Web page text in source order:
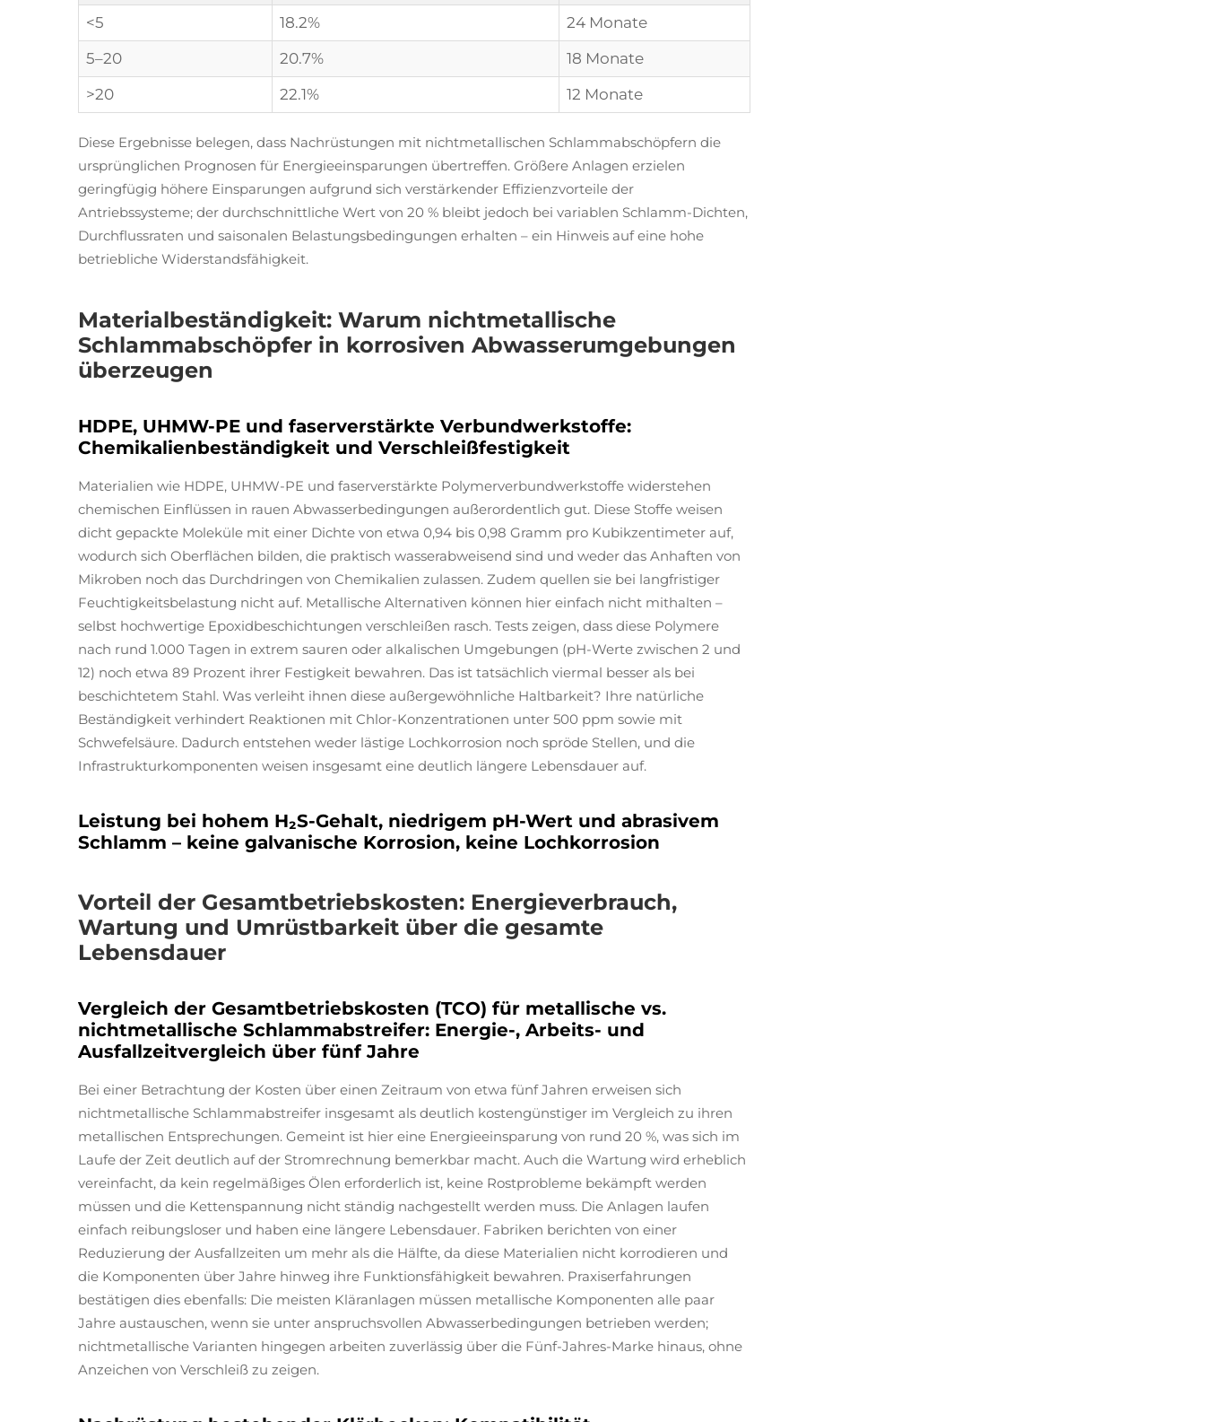
<5
18.2%
24 Monate
5–20
20.7%
18 Monate
>20
22.1% 12 Monate
Diese Ergebnisse belegen, dass Nachrüstungen mit nichtmetallischen Schlammabschöpfern die
ursprünglichen Prognosen für Energieeinsparungen übertreffen. Größere Anlagen erzielen
geringfügig höhere Einsparungen aufgrund sich verstärkender Effizienzvorteile der
Antriebssysteme; der durchschnittliche Wert von 20 % bleibt jedoch bei variablen Schlamm-Dichten,
Durchflussraten und saisonalen Belastungsbedingungen erhalten – ein Hinweis auf eine hohe
betriebliche Widerstandsfähigkeit.
Materialbeständigkeit: Warum nichtmetallische
Schlammabschöpfer in korrosiven Abwasserumgebungen
überzeugen
HDPE, UHMW-PE und faserverstärkte Verbundwerkstoffe:
Chemikalienbeständigkeit und Verschleißfestigkeit
Materialien wie HDPE, UHMW-PE und faserverstärkte Polymerverbundwerkstoffe widerstehen
chemischen Einflüssen in rauen Abwasserbedingungen außerordentlich gut. Diese Stoffe weisen
dicht gepackte Moleküle mit einer Dichte von etwa 0,94 bis 0,98 Gramm pro Kubikzentimeter auf,
wodurch sich Oberflächen bilden, die praktisch wasserabweisend sind und weder das Anhaften von
Mikroben noch das Durchdringen von Chemikalien zulassen. Zudem quellen sie bei langfristiger
Feuchtigkeitsbelastung nicht auf. Metallische Alternativen können hier einfach nicht mithalten –
selbst hochwertige Epoxidbeschichtungen verschleißen rasch. Tests zeigen, dass diese Polymere
nach rund 1.000 Tagen in extrem sauren oder alkalischen Umgebungen (pH-Werte zwischen 2 und
12) noch etwa 89 Prozent ihrer Festigkeit bewahren. Das ist tatsächlich viermal besser als bei
beschichtetem Stahl. Was verleiht ihnen diese außergewöhnliche Haltbarkeit? Ihre natürliche
Beständigkeit verhindert Reaktionen mit Chlor-Konzentrationen unter 500 ppm sowie mit
Schwefelsäure. Dadurch entstehen weder lästige Lochkorrosion noch spröde Stellen, und die
Infrastrukturkomponenten weisen insgesamt eine deutlich längere Lebensdauer auf.
Leistung bei hohem H₂S-Gehalt, niedrigem pH-Wert und abrasivem
Schlamm – keine galvanische Korrosion, keine Lochkorrosion
Vorteil der Gesamtbetriebskosten: Energieverbrauch,
Wartung und Umrüstbarkeit über die gesamte
Lebensdauer
Vergleich der Gesamtbetriebskosten (TCO) für metallische vs.
nichtmetallische Schlammabstreifer: Energie-, Arbeits- und
Ausfallzeitvergleich über fünf Jahre
Bei einer Betrachtung der Kosten über einen Zeitraum von etwa fünf Jahren erweisen sich
nichtmetallische Schlammabstreifer insgesamt als deutlich kostengünstiger im Vergleich zu ihren
metallischen Entsprechungen. Gemeint ist hier eine Energieeinsparung von rund 20 %, was sich im
Laufe der Zeit deutlich auf der Stromrechnung bemerkbar macht. Auch die Wartung wird erheblich
vereinfacht, da kein regelmäßiges Ölen erforderlich ist, keine Rostprobleme bekämpft werden
müssen und die Kettenspannung nicht ständig nachgestellt werden muss. Die Anlagen laufen
einfach reibungsloser und haben eine längere Lebensdauer. Fabriken berichten von einer
Reduzierung der Ausfallzeiten um mehr als die Hälfte, da diese Materialien nicht korrodieren und
die Komponenten über Jahre hinweg ihre Funktionsfähigkeit bewahren. Praxiserfahrungen
bestätigen dies ebenfalls: Die meisten Kläranlagen müssen metallische Komponenten alle paar
Jahre austauschen, wenn sie unter anspruchsvollen Abwasserbedingungen betrieben werden;
nichtmetallische Varianten hingegen arbeiten zuverlässig über die Fünf-Jahres-Marke hinaus, ohne
Anzeichen von Verschleiß zu zeigen.